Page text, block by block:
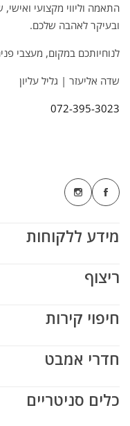
התאמה וליווי מקצועי
ובעיקר לאהבה שלכם.
לנוחיותכם במקום, מעצבי
שדה אליעזר | גליל עליון
072-395-3023
מידע ללקוחות
ריצוף
חיפוי קירות
חדרי אמבט
כלים סניטריים